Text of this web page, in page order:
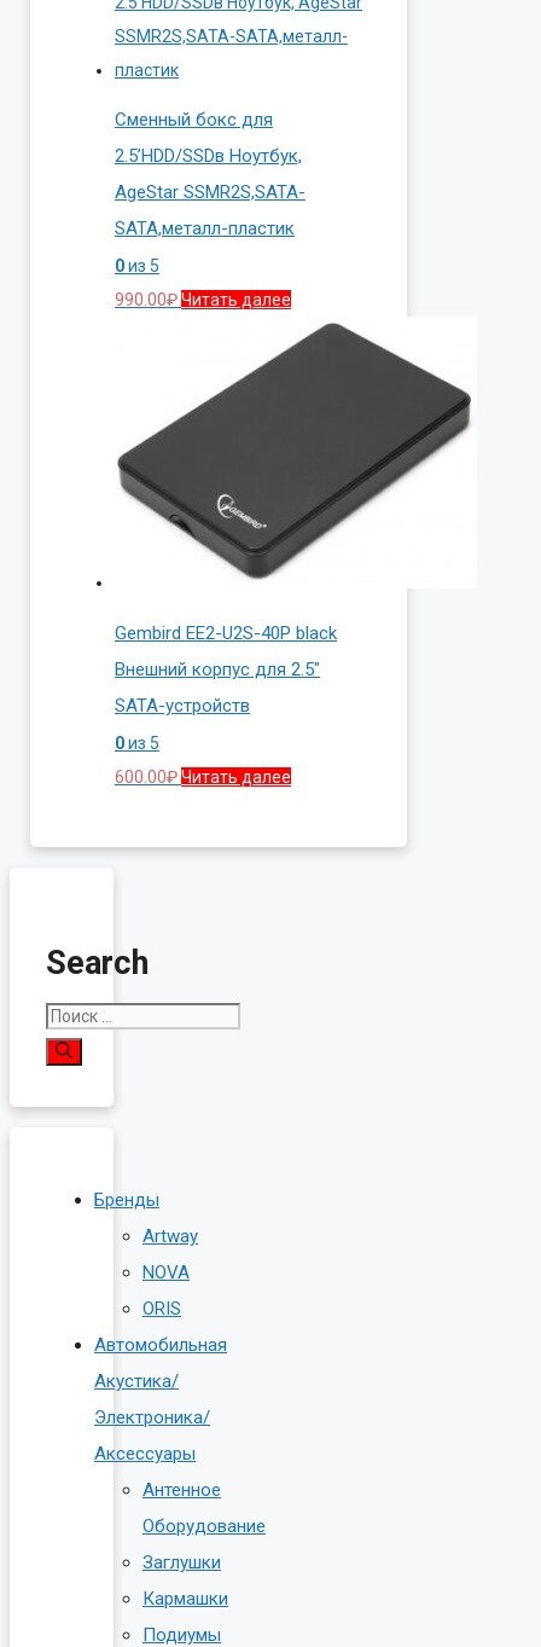
Сменный бокс для
2.5’HDD/SSDв Ноутбук,
AgeStar SSMR2S,SATA-
SATA,металл-пластик
0из 5
990.00₽Читать далее
Gembird EE2-U2S-40P black
Внешний корпус для 2.5″
SATA-устройств
0из 5
600.00₽Читать далее
Search
Поиск:
Бренды
Artway
NOVA
ORIS
Автомобильная
Акустика/
Электроника/
Аксессуары
Антенное
Оборудование
Заглушки
Кармашки
Подиумы